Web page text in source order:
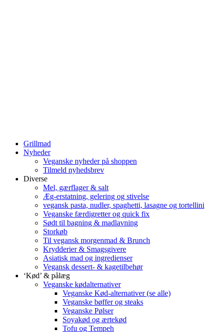
Grillmad
Nyheder
Veganske nyheder på shoppen
Tilmeld nyhedsbrev
Diverse
Mel, gærflager & salt
Æg-erstatning, gelering og stivelse
vegansk pasta, nudler, spaghetti, lasagne og tortellini
Veganske færdigretter og quick fix
Sødt til bagning & madlavning
Storkøb
Til vegansk morgenmad & Brunch
Krydderier & Smagsgivere
Asiatisk mad og ingredienser
Vegansk dessert- & kagetilbehør
‘Kød’ & pålæg
Veganske kødalternativer
Veganske Kød-alternativer (se alle)
Veganske bøffer og steaks
Veganske Pølser
Soyakød og ærtekød
Tofu og Tempeh